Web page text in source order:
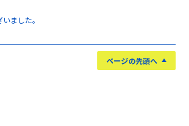
ました。
ページの先頭へ